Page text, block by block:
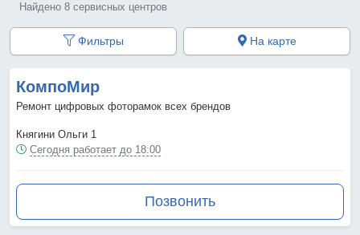
Найдено 8 сервисных центров
Фильтры На карте
КомпоМир
Ремонт цифровых фоторамок всех брендов
Княгини Ольги 1
Сегодня работает до 18:00
Позвонить